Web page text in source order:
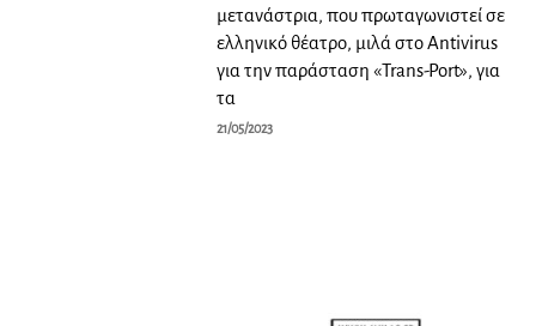
μετανάστρια, που πρωταγωνιστεί σε
ελληνικό θέατρο, μιλά στο Antivirus
για την παράσταση «Trans-Port», για
τα
21/05/2023